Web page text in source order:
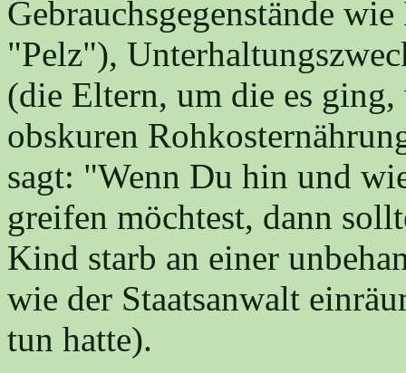
Gebrauchsgegenstände
"Pelz"),
(die Eltern, um die es
obskuren
sagt: "Wenn Du hin und
greifen möchtest, dann
Kind starb an einer
wie der Staatsanwalt
tun hatte).